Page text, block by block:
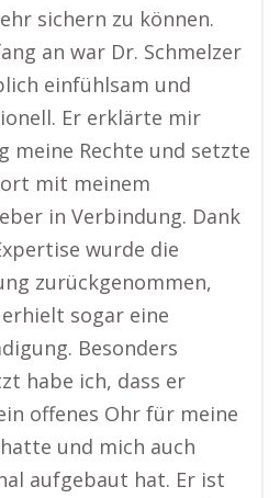
sichern zu können.
an war Dr. Schmelzer
einfühlsam und
Er erklärte mir
meine Rechte und setzte
mit meinem
in Verbindung. Dank
wurde die
zurückgenommen,
sogar eine
Besonders
habe ich, dass er
offenes Ohr für meine
und mich auch
aufgebaut hat. Er ist